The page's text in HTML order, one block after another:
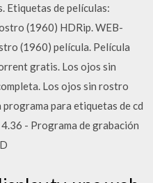
Etiquetas de películas:
(1960) HDRip. WEB-
(1960) película. Película
gratis. Los ojos sin
Los ojos sin rostro
para etiquetas de cd
- Programa de grabación